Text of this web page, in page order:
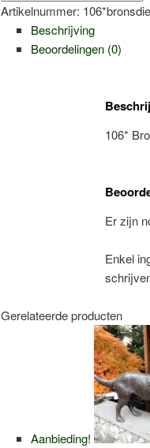
Bronzen
poes
langnek
Artikelnummer:
Beschrijving
Beoordelingen (0)
106*
Er zijn
Enkel
Gerelateerde producten
Aanbieding!